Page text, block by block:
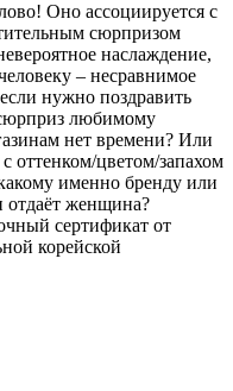
Оно ассоциируется с
сюрпризом
наслаждение,
– несравнимое
нужно поздравить
сюрприз любимому
нет времени? Или
оттенком/цветом/запахом
именно бренду или
отдаёт женщина?
сертификат от
корейской